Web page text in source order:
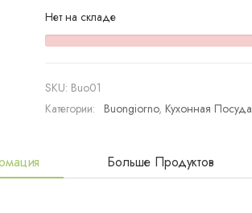
Нет на складе
SKU: Buo01
Категории: Buongiorno, Кухонная Посуда
Больше Продуктов